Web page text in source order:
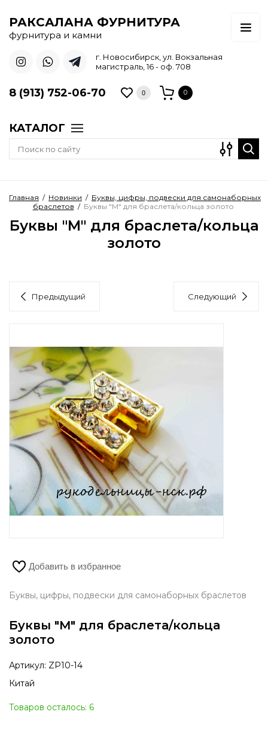
РАКСАЛАНА ФУРНИТУРА
фурнитура и камни
г. Новосибирск, ул. Вокзальная
магистраль, 16 - оф. 708
8 (913) 752-06-70 0 0
КАТАЛОГ
Главная / Новинки / Буквы, цифры, подвески для самонаборных
браслетов / Буквы "M" для браслета/кольца золото
Буквы "M" для браслета/кольца
золото
Предыдущий Следующий
Добавить в избранное
Буквы, цифры, подвески для самонаборных браслетов
Буквы "M" для браслета/кольца
золото
Артикул: ZP10-14
Китай
Товаров осталось: 6